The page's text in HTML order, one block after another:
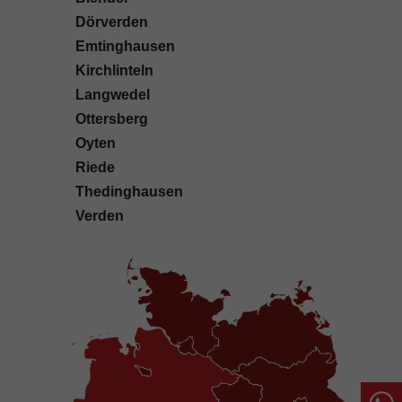
Dörverden
Emtinghausen
Kirchlinteln
Langwedel
Ottersberg
Oyten
Riede
Thedinghausen
Verden